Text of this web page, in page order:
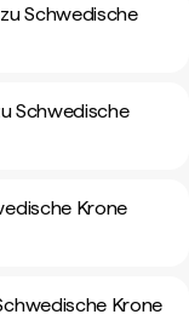
Schwedische
Schwedische
Krone
Krone